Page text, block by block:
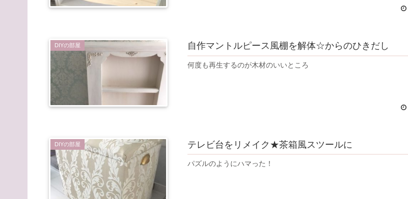
DIYの部屋 自作マントルピース風棚を解体☆からのひきだし
何度も再生するのが木材のいいところ
DIYの部屋 テレビ台をリメイク★茶箱風スツールに
パズルのようにハマった！